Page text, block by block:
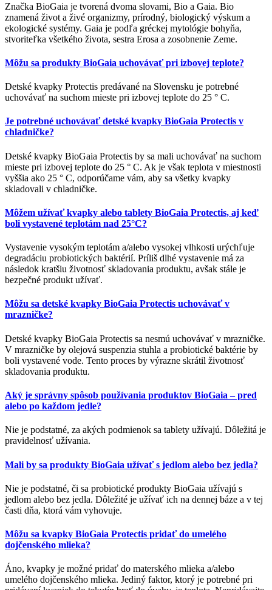
Značka BioGaia je tvorená dvoma slovami, Bio a Gaia. Bio
znamená život a živé organizmy, prírodný, biologický výskum a
ekologické systémy. Gaia je podľa gréckej mytológie bohyňa,
stvoriteľka všetkého života, sestra Erosa a zosobnenie Zeme.
Môžu sa produkty BioGaia uchovávať pri izbovej teplote?
Detské kvapky Protectis predávané na Slovensku je potrebné
uchovávať na suchom mieste pri izbovej teplote do 25 ° C.
Je potrebné uchovávať detské kvapky BioGaia Protectis v
chladničke?
Detské kvapky BioGaia Protectis by sa mali uchovávať na suchom
mieste pri izbovej teplote do 25 ° C. Ak je však teplota v miestnosti
vyššia ako 25 ° C, odporúčame vám, aby sa všetky kvapky
skladovali v chladničke.
Môžem užívať kvapky alebo tablety BioGaia Protectis, aj keď
boli vystavené teplotám nad 25°C?
Vystavenie vysokým teplotám a/alebo vysokej vlhkosti urýchľuje
degradáciu probiotických baktérií. Príliš dlhé vystavenie má za
následok kratšiu životnosť skladovania produktu, avšak stále je
bezpečné produkt užívať.
Môžu sa detské kvapky BioGaia Protectis uchovávať v
mrazničke?
Detské kvapky BioGaia Protectis sa nesmú uchovávať v mrazničke.
V mrazničke by olejová suspenzia stuhla a probiotické baktérie by
boli vystavené vode. Tento proces by výrazne skrátil životnosť
skladovania produktu.
Aký je správny spôsob používania produktov BioGaia – pred
alebo po každom jedle?
Nie je podstatné, za akých podmienok sa tablety užívajú. Dôležitá je
pravidelnosť užívania.
Mali by sa produkty BioGaia užívať s jedlom alebo bez jedla?
Nie je podstatné, či sa probiotické produkty BioGaia užívajú s
jedlom alebo bez jedla. Dôležité je užívať ich na dennej báze a v tej
časti dňa, ktorá vám vyhovuje.
Môžu sa kvapky BioGaia Protectis pridať do umelého
dojčenského mlieka?
Áno, kvapky je možné pridať do materského mlieka a/alebo
umelého dojčenského mlieka. Jediný faktor, ktorý je potrebné pri